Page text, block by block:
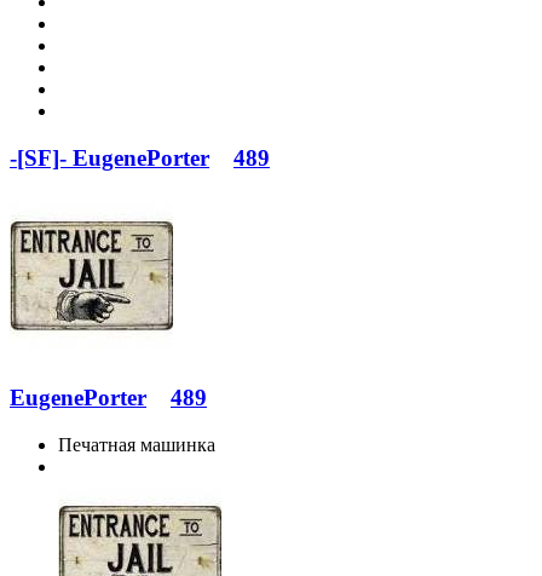
-[SF]- EugenePorter 489
EugenePorter 489
Печатная машинка